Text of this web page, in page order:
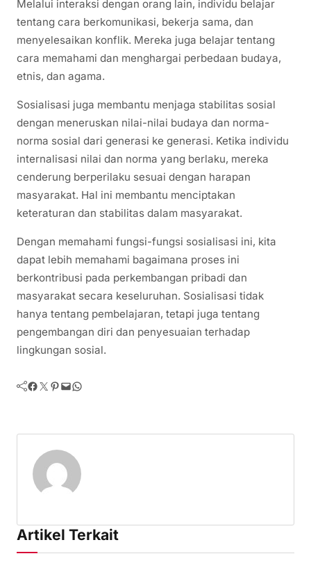
Melalui interaksi dengan orang lain, individu belajar
tentang cara berkomunikasi, bekerja sama, dan
menyelesaikan konflik. Mereka juga belajar tentang
cara memahami dan menghargai perbedaan budaya,
etnis, dan agama.
Sosialisasi juga membantu menjaga stabilitas sosial
dengan meneruskan nilai-nilai budaya dan norma-
norma sosial dari generasi ke generasi. Ketika individu
internalisasi nilai dan norma yang berlaku, mereka
cenderung berperilaku sesuai dengan harapan
masyarakat. Hal ini membantu menciptakan
keteraturan dan stabilitas dalam masyarakat.
Dengan memahami fungsi-fungsi sosialisasi ini, kita
dapat lebih memahami bagaimana proses ini
berkontribusi pada perkembangan pribadi dan
masyarakat secara keseluruhan. Sosialisasi tidak
hanya tentang pembelajaran, tetapi juga tentang
pengembangan diri dan penyesuaian terhadap
lingkungan sosial.
Facebook Twitter Pinterest Mail WhatsApp
Artikel Terkait